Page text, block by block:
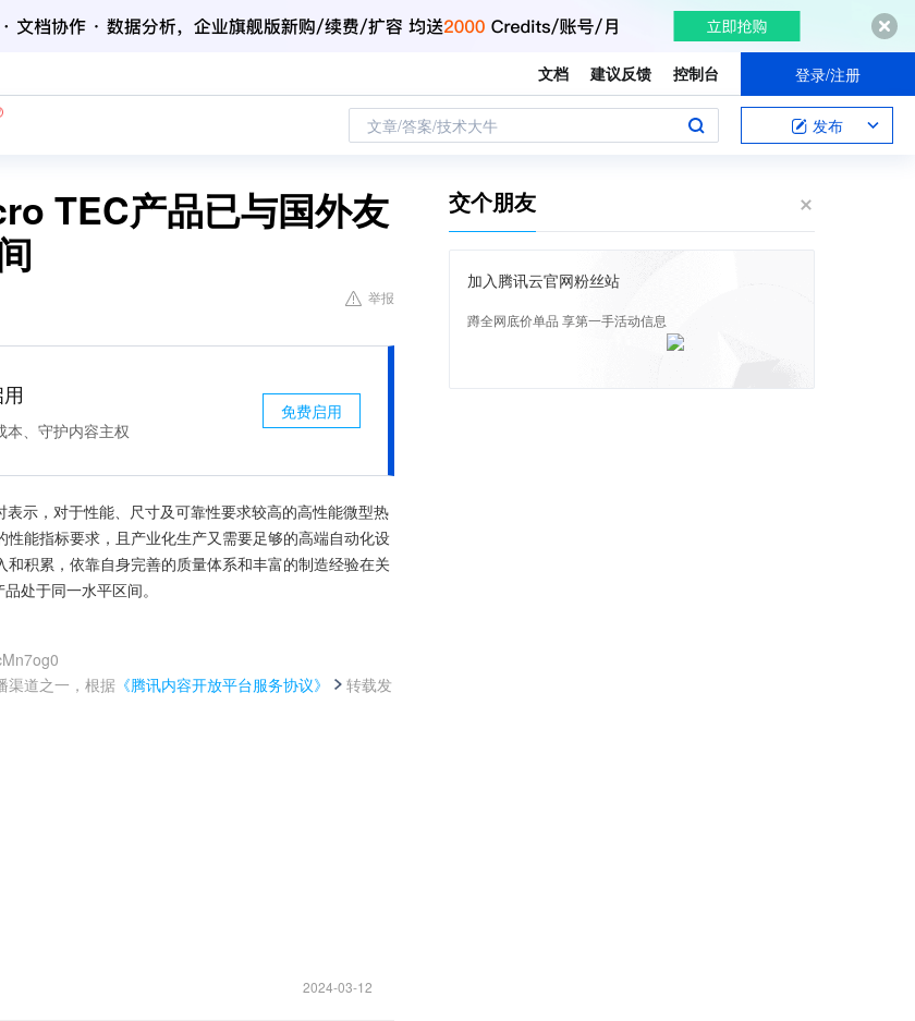
文档 建议反馈 控制台 登录/注册
文章/答案/技术大牛 发布
TEC产品已与国外友
举报
本、守护内容主权
免费启用
示，对于性能、尺寸及可靠性要求较高的高性能微型热
能指标要求，且产业化生产又需要足够的高端自动化设
积累，依靠自身完善的质量体系和丰富的制造经验在关
处于同一水平区间。
渠道之一，根据 《腾讯内容开放平台服务协议》
转载发
2024-03-12
交个朋友
加入腾讯云官网粉丝站
蹲全网底价单品 享第一手活动信息